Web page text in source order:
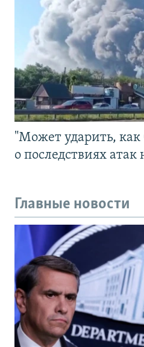
"Может ударить, как
о последствиях
Главные новости